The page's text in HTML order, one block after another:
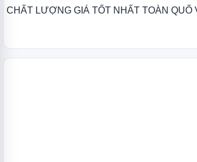
CHẤT LƯỢNG GIÁ TỐT NHẤT TOÀN QUỐ